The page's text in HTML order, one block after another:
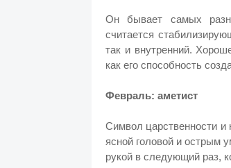
Он бывает самых
считается
так и внутренний.
как его способность
Февраль: аметист
Символ царственности и
ясной головой и острым
рукой в следующий раз,